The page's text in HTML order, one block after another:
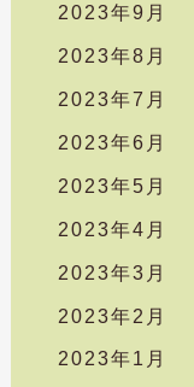
2023年9月
2023年8月
2023年7月
2023年6月
2023年5月
2023年4月
2023年3月
2023年2月
2023年1月